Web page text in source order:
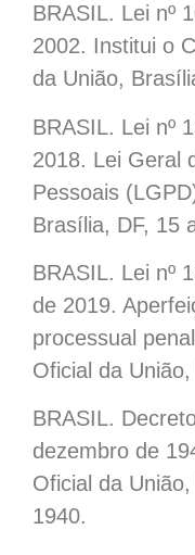
BRASIL. Lei nº
2002. Institui o
da União,
BRASIL. Lei nº
2018. Lei Geral
Pessoais
Brasília, DF, 15
BRASIL. Lei nº
de 2019.
processual
Oficial da
BRASIL.
dezembro de
Oficial da
1940.